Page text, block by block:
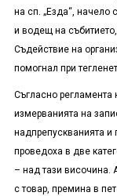
на сп. „Езда“, начело
и водещ на
Съдействие на
помогнал при
Съгласно регламента
измерванията на
надпрепускванията и
проведоха в две
– над тази височина.
с товар, премина в